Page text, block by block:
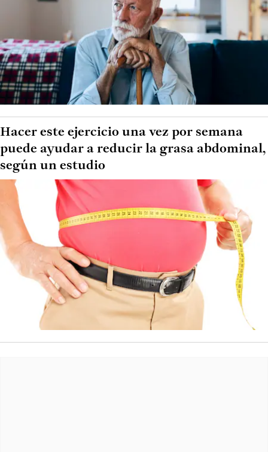
Hacer este ejercicio una vez por semana
puede ayudar a reducir la grasa abdominal,
según un estudio